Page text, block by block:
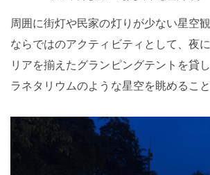
周囲に街灯や民家の灯りが少ない星空
ならではのアクティビティとして、夜
リアを揃えたグランピングテントを貸
ラネタリウムのような星空を眺めること